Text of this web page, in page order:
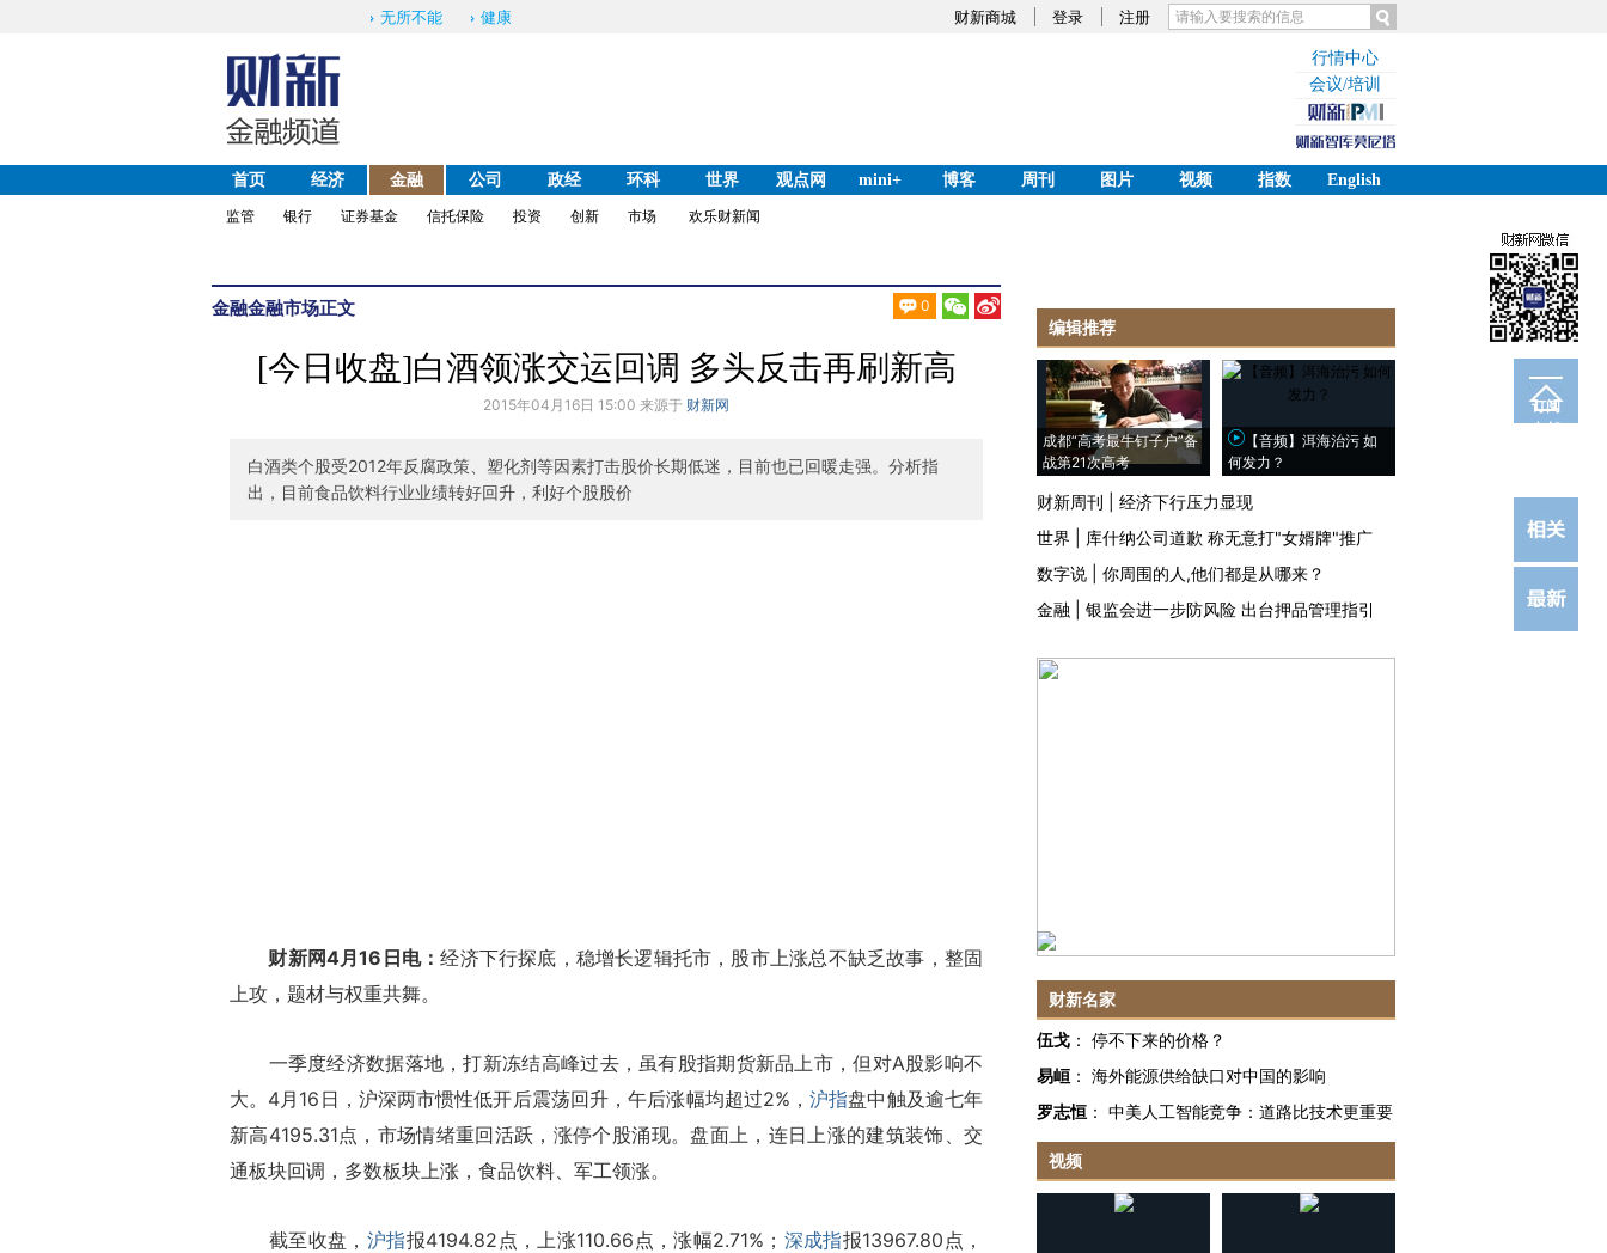
财新商城 登录 注册
无所不能 健康
行情中心
会议/培训
首页 经济 金融 公司 政经 环科 世界 观点网 mini+ 博客 周刊 图片 视频 指数
English
监管
银行 证券基金 信托保险 投资 创新 市场 欢乐财新闻
金融金融市场正文 0
订阅
电邮
[今日收盘]白酒领涨交运回调 多头反击再刷新高
2015年04月16日 15:00 来源于 财新网
白酒类个股受2012年反腐政策、塑化剂等因素打击股价长期低迷，目前也已回暖走强。分析指
出，目前食品饮料行业业绩转好回升，利好个股股价
财新网4月16日电：经济下行探底，稳增长逻辑托市，股市上涨总不缺乏故事，整固
上攻，题材与权重共舞。
一季度经济数据落地，打新冻结高峰过去，虽有股指期货新品上市，但对A股影响不
大。4月16日，沪深两市惯性低开后震荡回升，午后涨幅均超过2%，沪指盘中触及逾七年
新高4195.31点，市场情绪重回活跃，涨停个股涌现。盘面上，连日上涨的建筑装饰、交
通板块回调，多数板块上涨，食品饮料、军工领涨。
截至收盘， 沪指报4194.82点，上涨110.66点，涨幅2.71%； 深成指报13967.80点，
编辑推荐
成都“高考最牛钉子户”备
战第21次高考
【音频】洱海治污 如
何发力？
财新周刊
经济下行压力显现
世界
库什纳公司道歉 称无意打"女婿牌"推广
数字说
你周围的人,他们都是从哪来？
金融
银监会进一步防风险 出台押品管理指引
财新名家
伍戈 ： 停不下来的价格？
易峘 ： 海外能源供给缺口对中国的影响
罗志恒 ： 中美人工智能竞争：道路比技术更重要
视频